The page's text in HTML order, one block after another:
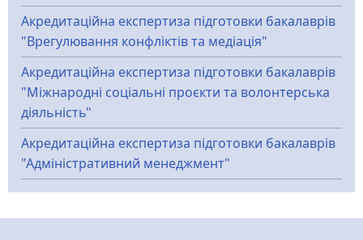
Акредитаційна експертиза підготовки бакалаврів
"Врегулювання конфліктів та медіація"
Акредитаційна експертиза підготовки бакалаврів
"Міжнародні соціальні проєкти та волонтерська
діяльність"
Акредитаційна експертиза підготовки бакалаврів
"Адміністративний менеджмент"